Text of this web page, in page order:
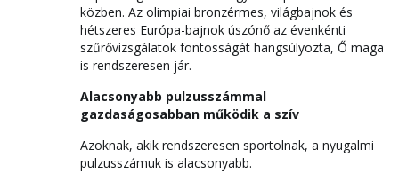
közben. Az olimpiai bronzérmes, világbajnok és
hétszeres Európa-bajnok úszónő az évenkénti
szűrővizsgálatok fontosságát hangsúlyozta, Ő maga
is rendszeresen jár.
Alacsonyabb pulzusszámmal
gazdaságosabban működik a szív
Azoknak, akik rendszeresen sportolnak, a nyugalmi
pulzusszámuk is alacsonyabb.